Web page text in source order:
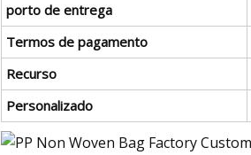
porto de entrega
Termos de pagamento
Recurso
Personalizado